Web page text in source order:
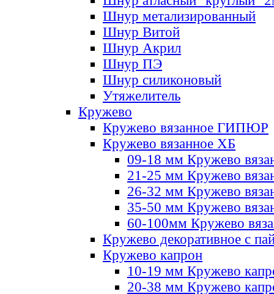
Шнур метализированный
Шнур Витой
Шнур Акрил
Шнур ПЭ
Шнур силиконовый
Утяжелитель
Кружево
Кружево вязанное ГИПЮР
Кружево вязанное ХБ
09-18 мм Кружево
21-25 мм Кружево
26-32 мм Кружево
35-50 мм Кружево
60-100мм Кружево
Кружево декоративное с
Кружево капрон
10-19 мм Кружево
20-38 мм Кружево